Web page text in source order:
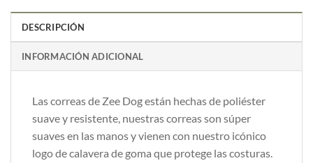
DESCRIPCIÓN
INFORMACIÓN ADICIONAL
Las correas de Zee Dog están hechas de poliéster
suave y resistente, nuestras correas son súper
suaves en las manos y vienen con nuestro icónico
logo de calavera de goma que protege las costuras.